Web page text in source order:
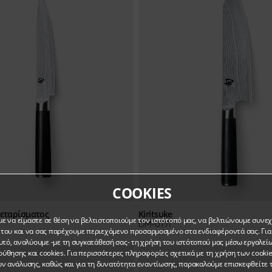
COOKIES
να είμαστε σε θέση να βελτιστοποιούμε τον ιστότοπό μας, να βελτιώνουμε
και να σας παρέχουμε περιεχόμενο προσαρμοσμένο στα ενδιαφέροντά σας.
αναλύουμε -με τη συγκατάθεσή σας- τη χρήση του ιστότοπού μας μέσω
και cookies. Για περισσότερες πληροφορίες σχετικά με τη χρήση των
ανάλυσης, καθώς και για τη δυνατότητα εναντίωσης, παρακαλούμε επισκεφθείτε
Kiritsuke
DM-0771